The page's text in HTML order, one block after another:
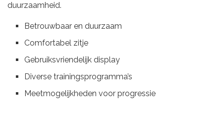
duurzaamheid.
Betrouwbaar en duurzaam
Comfortabel zitje
Gebruiksvriendelijk display
Diverse trainingsprogramma’s
Meetmogelijkheden voor progressie